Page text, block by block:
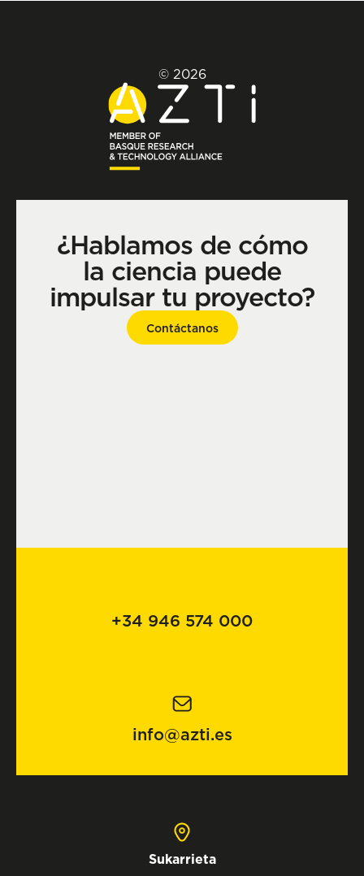
© 2026
¿Hablamos de cómo
la ciencia puede
impulsar tu proyecto?
Contáctanos
+34 946 574 000
info@azti.es
Sukarrieta